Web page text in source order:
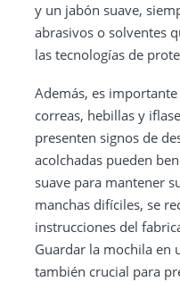
y un jabón suave,
abrasivos o solventes
las tecnologías de
Además, es
correas, hebillas y
presenten signos de
acolchadas pueden
suave para mantener
manchas difíciles, se
instrucciones del
Guardar la mochila en
también crucial para